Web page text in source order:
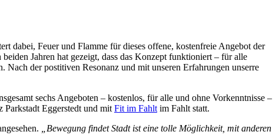
dabei, Feuer und Flamme für dieses offene, kostenfreie Angebot der
Jahren hat gezeigt, dass das Konzept funktioniert – für alle
der postitiven Resonanz und mit unseren Erfahrungen unserre
sechs Angeboten – kostenlos, für alle und ohne Vorkenntnisse –
Parkstadt Eggerstedt und mit Fit im Fahlt im Fahlt statt.
„Bewegung findet Stadt ist eine tolle Möglichkeit, mit anderen